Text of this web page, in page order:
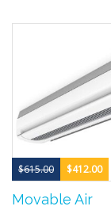
$615.00 $412.00
Movable Air